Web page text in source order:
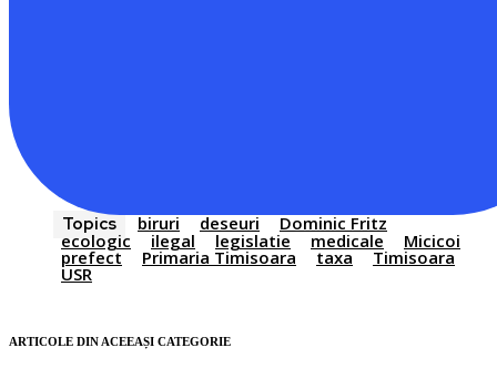
Topics biruri deseuri
Dominic Fritz
ecologic
ilegal legislatie medicale Micicoi
prefect Primaria Timisoara taxa Timisoara
USR
ARTICOLE DIN ACEEAȘI CATEGORIE